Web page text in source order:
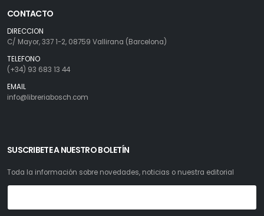
CONTACTO
DIRECCION
C/ Mayor, 337 1-2, 08759 Vallirana (Barcelona)
TELEFONO
(+34) 93 683 13 44
EMAIL
info@libreriabosch.com
SUSCRIBETE A NUESTRO BOLETÍN
Toda la información sobre novedades, noticias o nuestra editorial